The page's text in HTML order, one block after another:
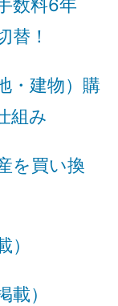
数料6年
！
・建物）購
組み
を買い換
）